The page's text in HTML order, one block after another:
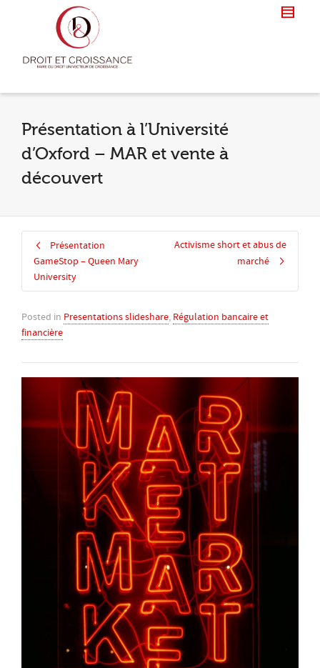
Présentation à l’Université
d’Oxford – MAR et vente à
découvert
Présentation
GameStop – Queen Mary
University
Activisme short et abus de
marché
Posted in Presentations slideshare, Régulation bancaire et
financière